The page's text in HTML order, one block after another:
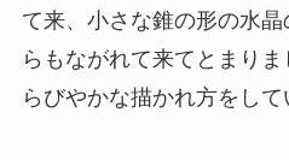
て来、小さな錐の形の水
らもながれて来てとまり
らびやかな描かれ方をして